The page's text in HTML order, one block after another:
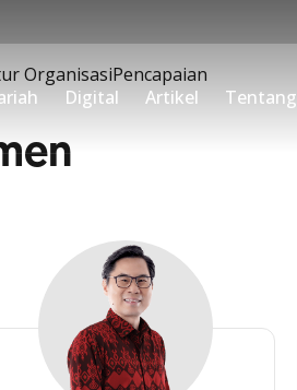
Digital Artikel
OrganisasiPencapaian